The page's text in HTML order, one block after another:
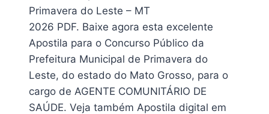
Primavera do Leste – MT
2026 PDF. Baixe agora esta excelente
Apostila para o Concurso Público da
Prefeitura Municipal de Primavera do
Leste, do estado do Mato Grosso, para o
cargo de AGENTE COMUNITÁRIO DE
SAÚDE. Veja também Apostila digital em